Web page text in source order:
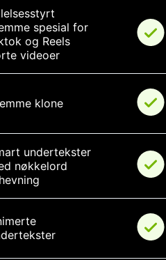
spesial for
og Reels
videoer
klone
undertekster
nøkkelord